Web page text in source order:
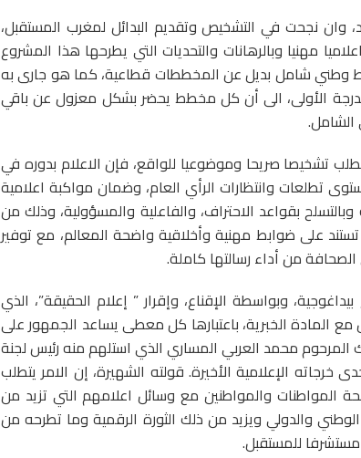
وان نجحت في التشخيص وتقديم البدائل لمغرب المستقبل،
مهنيا وبالرهانات والتحديات التي يطرحها هذا المشروع
وطني شامل بديل عن المخططات قطاعية، كما هو جارى به
الأولى، الى أن كل مخطط يحضر بشكل معزول عن باقي
الشامل.
تشخيصا صريحا وموضوعيا للواقع، فإن الاعلام بدوره في
وانتظارات الرأي العام، وضمان مواكبة اعلامية
بقواعد الاحتراف، والفاعلية والمسؤولية، وذلك من
على ضوابط مهنية وأخلاقية واضحة المعالم، مع توفير
من أداء رسالتها كاملة.
وبواسطة الإقناع، وإقرار ” إعلام الحقيقة”، الذي
مع المادة الخبرية، باعتبارها كل معطى يساعد الجمهور على
محمد العربي المساري الذي استلهم منه رئيس لجنة
الإعلامية الأخيرة. قولته الشهيرة، إن الامر يتطلب
المواطنات والمواطنين مع وسائل اعلامهم التي تزيد من
والدولي ويزيد من ذلك الثورة الرقمية وما تطرحه من
مستشرفا للمستقبل.